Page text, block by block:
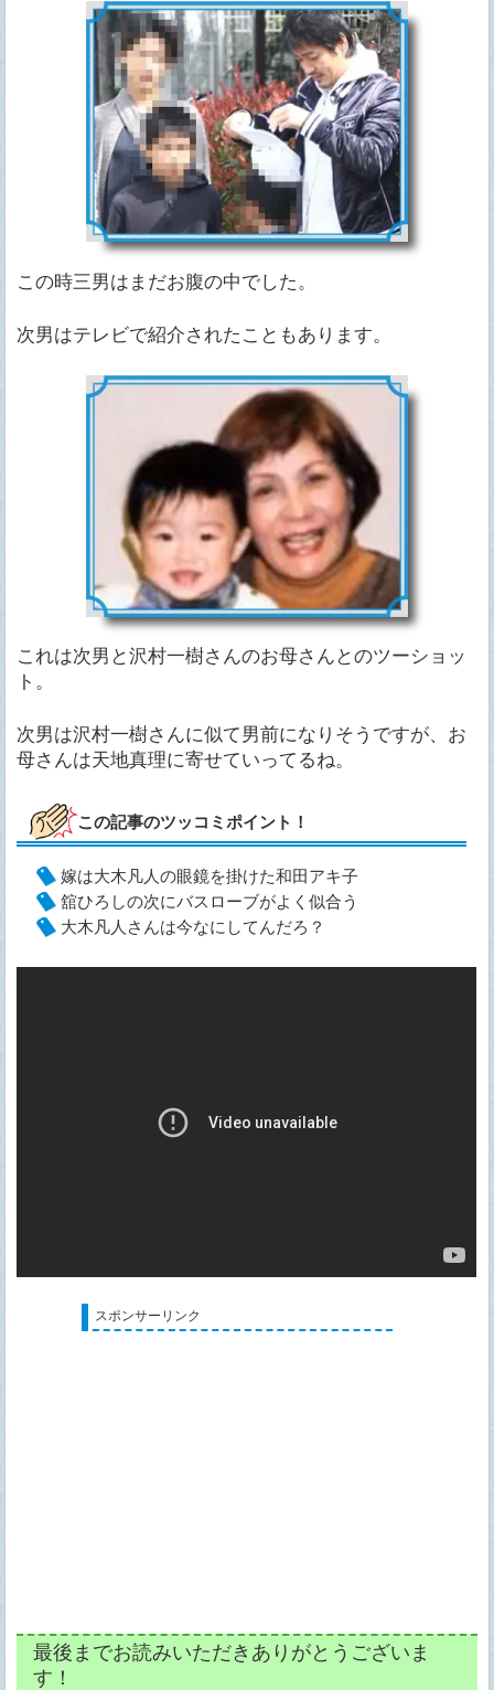
この時三男はまだお腹の中でした。
次男はテレビで紹介されたこともあります。
これは次男と沢村一樹さんのお母さんとのツーショッ
ト。
次男は沢村一樹さんに似て男前になりそうですが、お
母さんは天地真理に寄せていってるね。
この記事のツッコミポイント！
嫁は大木凡人の眼鏡を掛けた和田アキ子
舘ひろしの次にバスローブがよく似合う
大木凡人さんは今なにしてんだろ？
スポンサーリンク
最後までお読みいただきありがとうございま
す！